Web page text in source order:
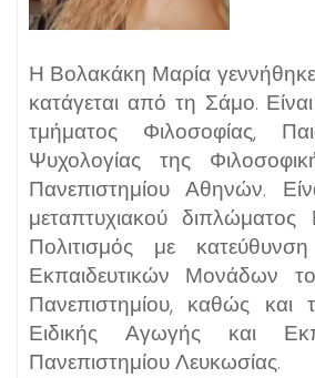
Η Βολακάκη Μαρία
κατάγεται από τη Σάμο.
τμήματος Φιλοσοφίας,
Ψυχολογίας της
Πανεπιστημίου Αθηνών.
μεταπτυχιακού διπλώματος
Πολιτισμός με
Εκπαιδευτικών Μονάδων
Πανεπιστημίου, καθώς και
Ειδικής Αγωγής και
Πανεπιστημίου Λευκωσίας.